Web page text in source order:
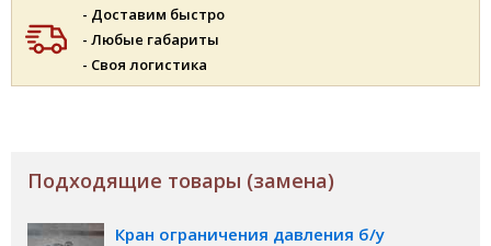
- Доставим быстро
- Любые габариты
- Своя логистика
Подходящие товары (замена)
Кран ограничения давления б/у